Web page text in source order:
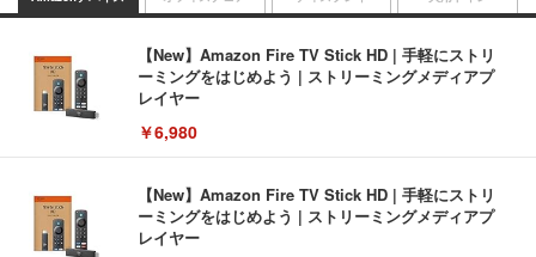
【New】Amazon Fire TV Stick HD | 手軽にストリ
ーミングをはじめよう | ストリーミングメディアプ
レイヤー
￥6,980
【New】Amazon Fire TV Stick HD | 手軽にストリ
ーミングをはじめよう | ストリーミングメディアプ
レイヤー